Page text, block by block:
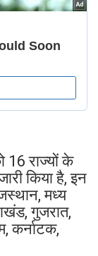
16 राज्यों के
किया है, इन
मध्य
गुजरात,
कर्नाटक,